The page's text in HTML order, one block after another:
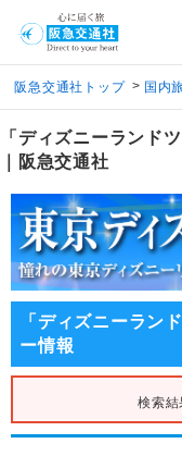
阪急交通社トップ > 国内
「ディズニーランド
｜阪急交通社
「ディズニーラン
ー情報
検索結